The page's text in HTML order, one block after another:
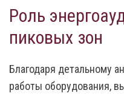
Роль
пиковых зон
Благодаря детальному
работы оборудования,